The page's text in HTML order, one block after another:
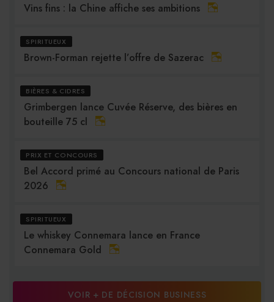
Vins fins : la Chine affiche ses ambitions
SPIRITUEUX
Brown-Forman rejette l’offre de Sazerac
BIÈRES & CIDRES
Grimbergen lance Cuvée Réserve, des bières en
bouteille 75 cl
PRIX ET CONCOURS
Bel Accord primé au Concours national de Paris
2026
SPIRITUEUX
Le whiskey Connemara lance en France
Connemara Gold
VOIR + DE DÉCISION BUSINESS